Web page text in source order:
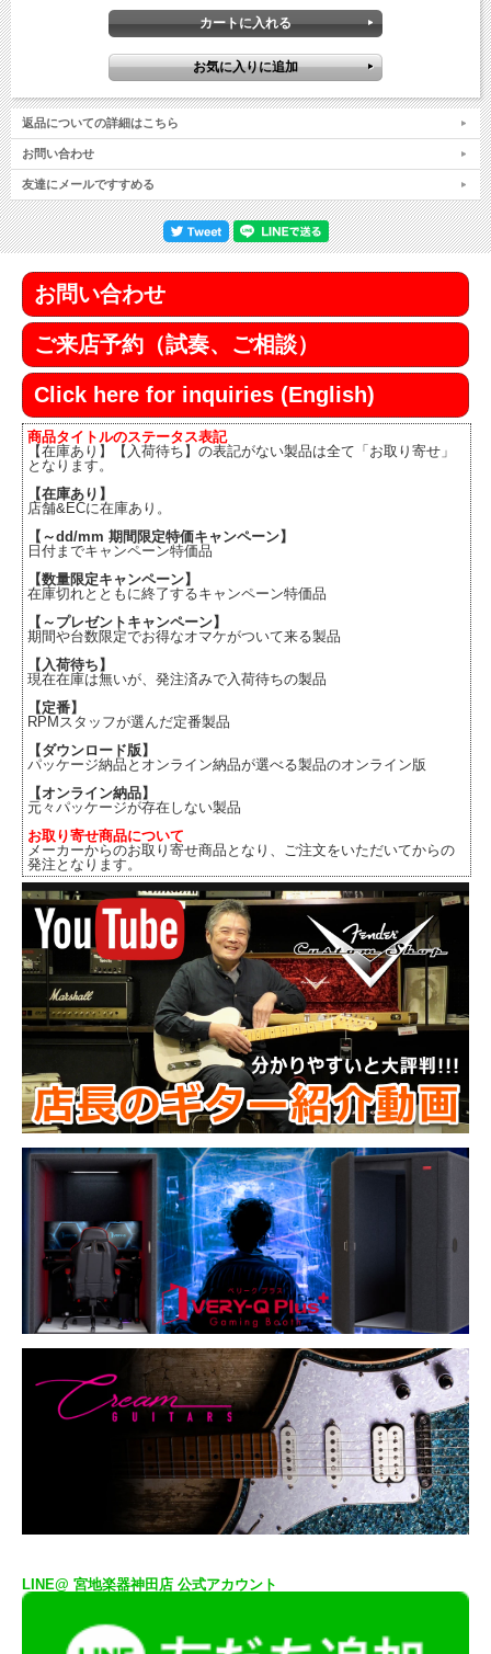
返品についての詳細はこちら
お問い合わせ
友達にメールですすめる
お問い合わせ
ご来店予約（試奏、ご相談）
Click here for inquiries (English)
商品タイトルのステータス表記
【在庫あり】【入荷待ち】の表記がない製品は全て「お取り寄せ」
となります。
【在庫あり】
店舗&ECに在庫あり。
【～dd/mm 期間限定特価キャンペーン】
日付までキャンペーン特価品
【数量限定キャンペーン】
在庫切れとともに終了するキャンペーン特価品
【～プレゼントキャンペーン】
期間や台数限定でお得なオマケがついて来る製品
【入荷待ち】
現在在庫は無いが、発注済みで入荷待ちの製品
【定番】
RPMスタッフが選んだ定番製品
【ダウンロード版】
パッケージ納品とオンライン納品が選べる製品のオンライン版
【オンライン納品】
元々パッケージが存在しない製品
お取り寄せ商品について
メーカーからのお取り寄せ商品となり、ご注文をいただいてからの
発注となります。
LINE@ 宮地楽器神田店 公式アカウント